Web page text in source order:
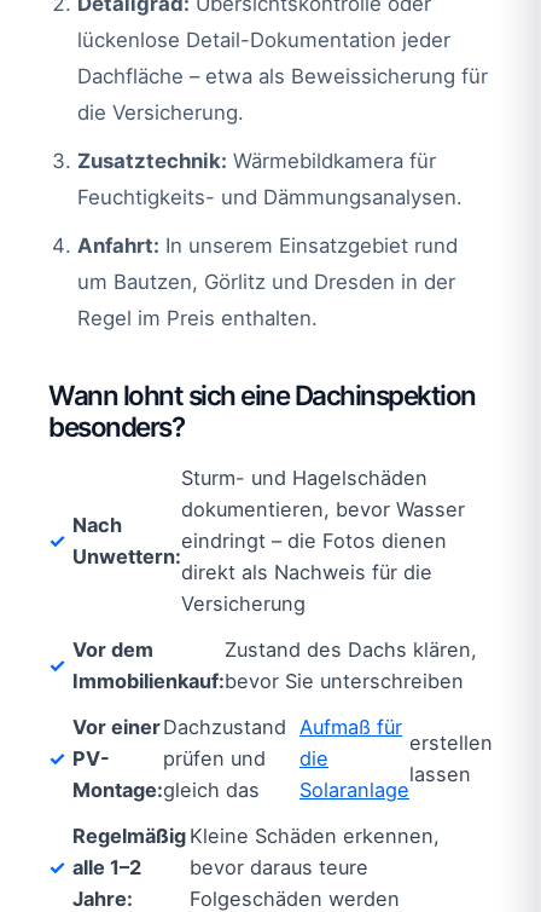
lückenlose Detail-Dokumentation jeder
Dachfläche – etwa als Beweissicherung für
die Versicherung.
Zusatztechnik: Wärmebildkamera für
Feuchtigkeits- und Dämmungsanalysen.
Anfahrt: In unserem Einsatzgebiet rund
um Bautzen, Görlitz und Dresden in der
Regel im Preis enthalten.
Wann lohnt sich eine Dachinspektion
besonders?
Nach
Unwettern:
Sturm- und Hagelschäden
dokumentieren, bevor Wasser
eindringt – die Fotos dienen
direkt als Nachweis für die
Versicherung
Vor dem
Immobilienkauf:
Zustand des Dachs klären,
bevor Sie unterschreiben
Vor einer
PV-
Montage:
Dachzustand
prüfen und
gleich das
Aufmaß für
die
Solaranlage
erstellen
lassen
Regelmäßig
alle 1–2
Jahre:
Kleine Schäden erkennen,
bevor daraus teure
Folgeschäden werden